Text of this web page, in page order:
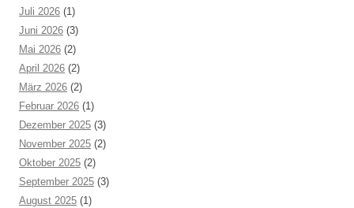
Juli 2026 (1)
Juni 2026 (3)
Mai 2026 (2)
April 2026 (2)
März 2026 (2)
Februar 2026 (1)
Dezember 2025 (3)
November 2025 (2)
Oktober 2025 (2)
September 2025 (3)
August 2025 (1)